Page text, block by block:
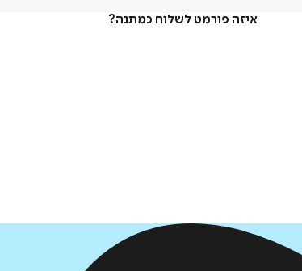
איזה פורמט לשלוח כמתנה?